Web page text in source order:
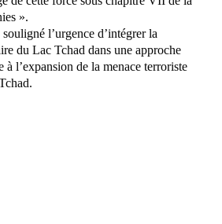
».
l’urgence d’intégrer la
du Lac Tchad dans une approche
à l’expansion de la menace terroriste